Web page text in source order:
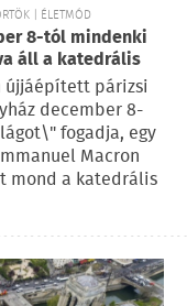
| ÉLETMÓD
8-tól mindenki
áll a katedrális
újjáépített párizsi
december 8-
fogadja, egy
Macron
mond a katedrális